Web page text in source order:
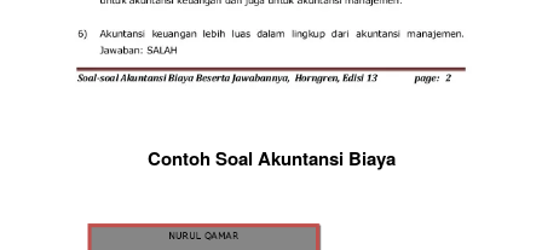
Contoh Soal Akuntansi Biaya